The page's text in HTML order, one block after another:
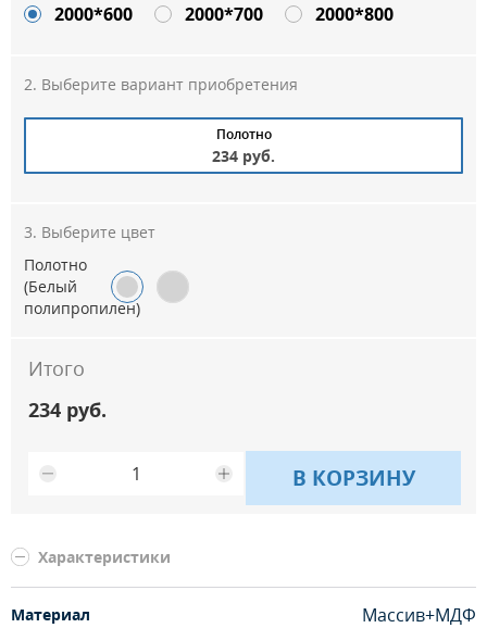
2000*600 2000*700 2000*800
Выберите вариант приобретения
Полотно
234 руб.
Выберите цвет
Полотно
(Белый
полипропилен)
Итого
234 руб.
В КОРЗИНУ
Характеристики
Материал Массив+МДФ